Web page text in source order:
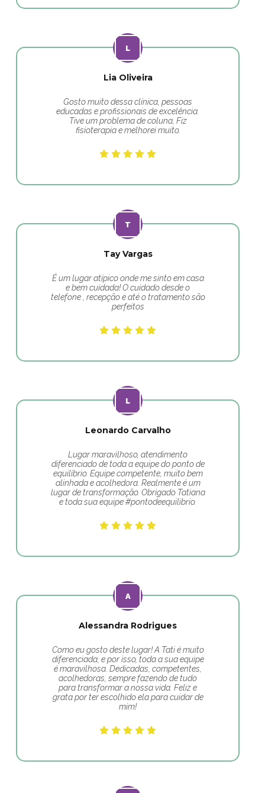
Lia Oliveira
Gosto muito dessa clínica, pessoas
educadas e profissionais de excelência.
Tive um problema de coluna, Fiz
fisioterapia e melhorei muito.
Tay Vargas
É um lugar atípico onde me sinto em casa
e bem cuidada! O cuidado desde o
telefone , recepção e até o tratamento são
perfeitos
Leonardo Carvalho
Lugar maravilhoso, atendimento
diferenciado de toda a equipe do ponto de
equilíbrio. Equipe competente, muito bem
alinhada e acolhedora. Realmente é um
lugar de transformação. Obrigado Tatiana
e toda sua equipe #pontodeequilibrio.
Alessandra Rodrigues
Como eu gosto deste lugar! A Tati é muito
diferenciada, e por isso, toda a sua equipe
é maravilhosa. Dedicadas, competentes,
acolhedoras, sempre fazendo de tudo
para transformar a nossa vida. Feliz e
grata por ter escolhido ela para cuidar de
mim!